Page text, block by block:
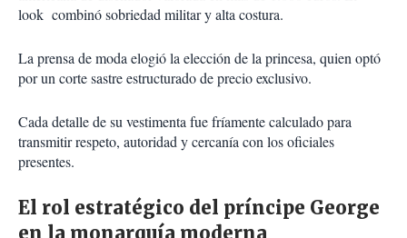
look combinó sobriedad militar y alta costura.
La prensa de moda elogió la elección de la princesa, quien optó
por un corte sastre estructurado de precio exclusivo.
Cada detalle de su vestimenta fue fríamente calculado para
transmitir respeto, autoridad y cercanía con los oficiales
presentes.
El rol estratégico del príncipe George
en la monarquía moderna